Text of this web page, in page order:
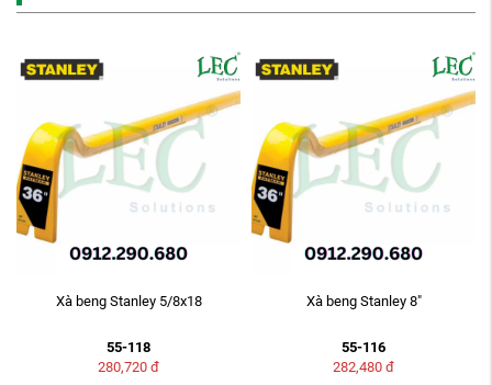
Xà beng Stanley 5/8x18
55-118
280,720 đ
Xà beng Stanley 8"
55-116
282,480 đ